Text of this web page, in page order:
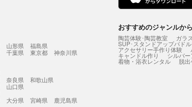
山形県
福島県
千葉県 東京都
神奈川県
奈良県
和歌山県
山口県
大分県 宮崎県
鹿児島県
おすすめのジャンルか
陶芸体験･陶芸教室 ガラ
SUP･スタンドアップパドル
アクセサリー手作り体験
キャンドル作り シルバ
着物・浴衣レンタル 脱